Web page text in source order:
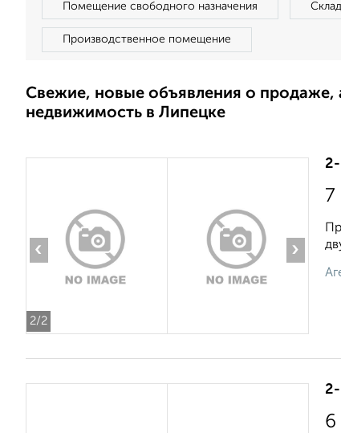
Помещение свободного назначения
Производственное помещение
Свежие, новые объявления о
недвижимость в Липецке
2/2
‹ ›
7
6